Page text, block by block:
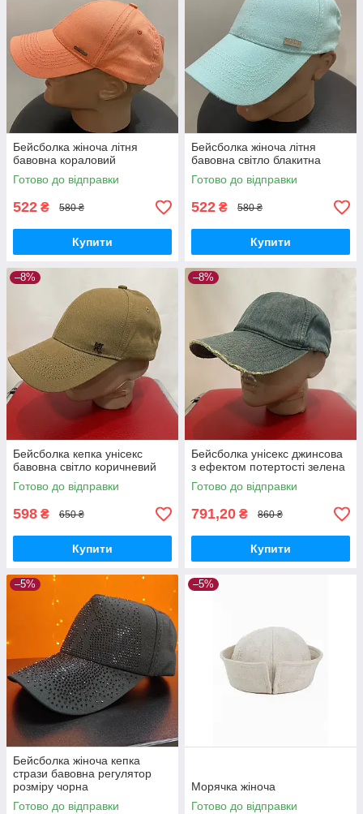
Бейсболка жіноча літня
бавовна кораловий
Готово до відправки
522 ₴ 580 ₴
Купити
Бейсболка жіноча літня
бавовна світло блакитна
Готово до відправки
522 ₴ 580 ₴
Купити
–8%
Бейсболка кепка унісекс
бавовна світло коричневий
Готово до відправки
598 ₴ 650 ₴
Купити
–8%
Бейсболка унісекс джинсова
з ефектом потертості зелена
Готово до відправки
791,20 ₴ 860 ₴
Купити
–5%
Бейсболка жіноча кепка
стрази бавовна регулятор
розміру чорна
Готово до відправки
–5%
Морячка жіноча
Готово до відправки